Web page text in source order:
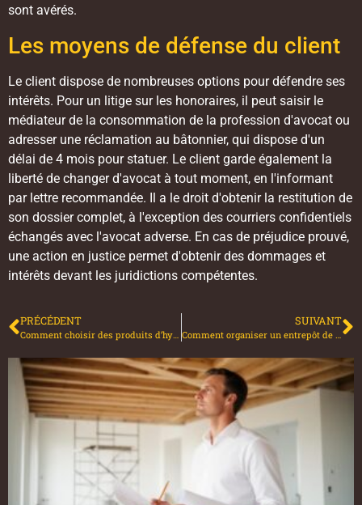
sont avérés.
Les moyens de défense du client
Le client dispose de nombreuses options pour défendre ses
intérêts. Pour un litige sur les honoraires, il peut saisir le
médiateur de la consommation de la profession d'avocat ou
adresser une réclamation au bâtonnier, qui dispose d'un
délai de 4 mois pour statuer. Le client garde également la
liberté de changer d'avocat à tout moment, en l'informant
par lettre recommandée. Il a le droit d'obtenir la restitution de
son dossier complet, à l'exception des courriers confidentiels
échangés avec l'avocat adverse. En cas de préjudice prouvé,
une action en justice permet d'obtenir des dommages et
intérêts devant les juridictions compétentes.
PRÉCÉDENT
Comment choisir des produits d’hygiène professionnels écologiques ?
SUIVANT
Comment organiser un entrepôt de stockage efficacement ? Solutions adaptées à chaque secteur d’activité